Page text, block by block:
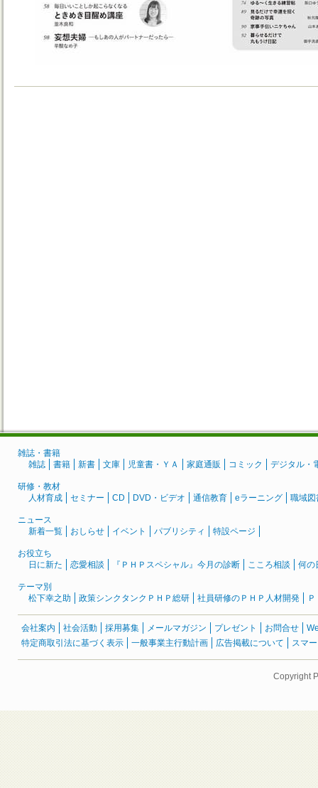
雑誌・書籍
雑誌
書籍 新書 文庫 児童書・ＹＡ 家庭通販 コミック デジタル・
研修・教材
人材育成
セミナー CD DVD・ビデオ 通信教育 eラーニング 職域図
ニュース
新着一覧
おしらせ イベント パブリシティ 特設ページ
お役立ち
日に新た
恋愛相談 『ＰＨＰスペシャル』今月の診断 こころ相談 何の
テーマ別
松下幸之助
政策シンクタンクＰＨＰ総研 社員研修のＰＨＰ人材開発
会社案内 社会活動 採用募集 メールマガジン プレゼント お問合せ
特定商取引法に基づく表示
一般事業主行動計画 広告掲載について スマ
Copyright